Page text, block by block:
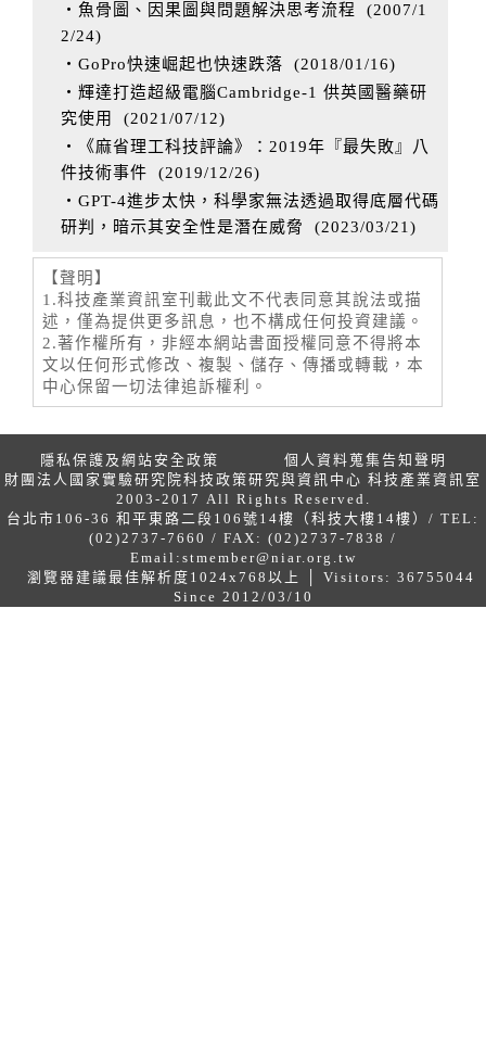
‧魚骨圖、因果圖與問題解決思考流程
(2007/1
2/24)
‧GoPro快速崛起也快速跌落 (2018/01/16)
‧輝達打造超級電腦Cambridge-1 供英國醫藥研
究使用
(2021/07/12)
‧《麻省理工科技評論》：2019年『最失敗』八
件技術事件 (2019/12/26)
‧GPT-4進步太快，科學家無法透過取得底層代碼
研判，暗示其安全性是潛在威脅
(2023/03/21)
【聲明】
1.科技產業資訊室刊載此文不代表同意其說法或描
述，僅為提供更多訊息，也不構成任何投資建議。
2.著作權所有，非經本網站書面授權同意不得將本
文以任何形式修改、複製、儲存、傳播或轉載，本
中心保留一切法律追訴權利。
隱私保護及網站安全政策
個人資料蒐集告知聲明
財團法人國家實驗研究院科技政策研究與資訊中心 科技產業資訊室
2003-2017 All Rights Reserved.
台北市106-36 和平東路二段106號14樓（科技大樓14樓）/ TEL:
(02)2737-7660 / FAX: (02)2737-7838 /
Email: stmember@niar.org.tw
瀏覽器建議最佳解析度1024x768以上 │ Visitors: 36755044
Since 2012/03/10